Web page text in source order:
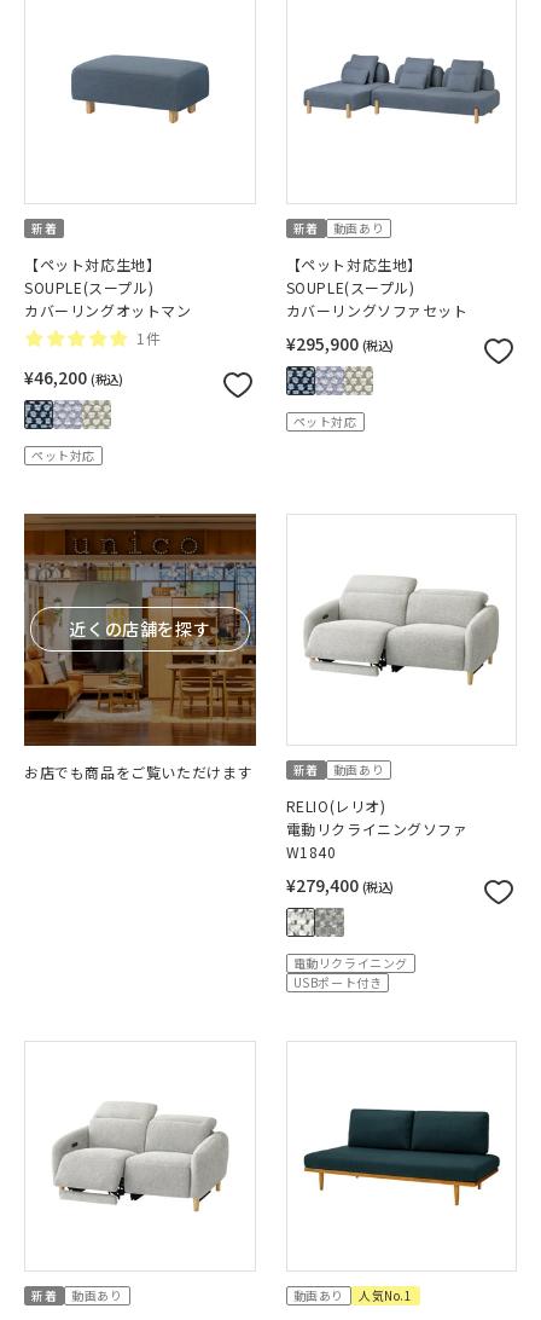
新着
【ペット対応生地】
SOUPLE(スープル)
カバーリングオットマン
1件
¥46,200 (税込)
ペット対応
新着 動画あり
【ペット対応生地】
SOUPLE(スープル)
カバーリングソファセット
¥295,900 (税込)
ペット対応
近くの店舗を探す
お店でも商品をご覧いただけます 新着 動画あり
RELIO(レリオ)
電動リクライニングソファ
W1840
¥279,400 (税込)
電動リクライニング
USBポート付き
新着 動画あり 動画あり 人気No.1